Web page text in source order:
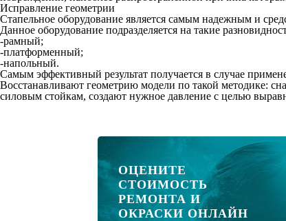
Исправление геометрии
Стапельное оборудование является самым надежным и
Данное оборудование подразделяется на такие
-рамный;
-платформенный;
-напольный.
Самым эффективный результат получается в случае
Восстанавливают геометрию модели по такой методике:
силовым стойкам, создают нужное давление с целью
ОЦЕНИТЕ
СТОИМОСТЬ
РЕМОНТА И
ОКРАСКИ ОНЛАЙН